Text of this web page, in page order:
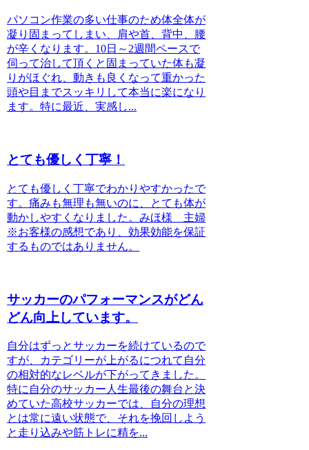
パソコン作業の多い仕事のため体全体が
凝り固まってしまい、肩や首、背中、腰
が辛くなります。10日～2週間ペースで
伺って治して頂くと固まっていた体も凝
りがほぐれ、動きも良くなって重かった
頭や目までスッキリして本当に楽になり
ます。特に最近、実感し...
とても優しく丁寧！
とても優しく丁寧でわかりやすかったで
す。痛みも無理も無いのに、とても体が
動かしやすくなりました。みほ様 主婦
※お客様の感想であり、効果効能を保証
するものではありません。
サッカーのパフォーマンスがどん
どん向上しています。
自分はずっとサッカーを続けているので
すが、カテゴリーが上がるにつれて自分
の相対的なレベルが下がってきました。
特に自分のサッカー人生最後の舞台と決
めていた高校サッカーでは、自分の理想
とは常に遠い状態で、それを挽回しよう
と走り込みや筋トレに精を...